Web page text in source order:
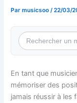
Parmusicsoo/22/03/
En tant que
mémoriser des
jamais réussir à les